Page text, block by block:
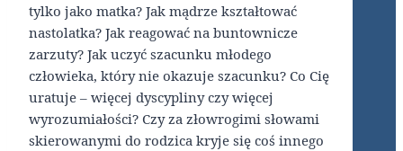
tylko jako matka? Jak mądrze kształtować
nastolatka? Jak reagować na buntownicze
zarzuty? Jak uczyć szacunku młodego
człowieka, który nie okazuje szacunku? Co Cię
uratuje – więcej dyscypliny czy więcej
wyrozumiałości? Czy za złowrogimi słowami
skierowanymi do rodzica kryje się coś innego